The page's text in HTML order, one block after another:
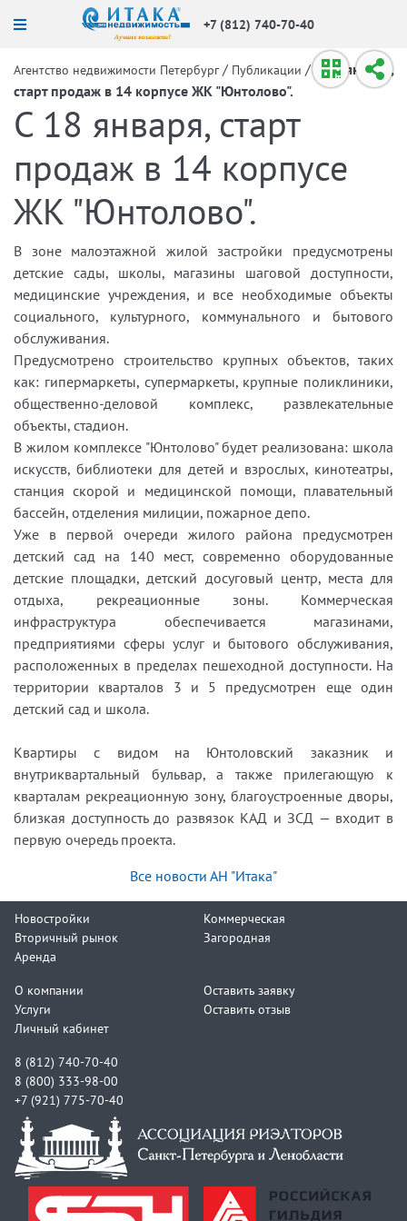
+7 (812) 740-70-40
Агентство недвижимости Петербург / Публикации / С 18 января,
старт продаж в 14 корпусе ЖК "Юнтолово".
С 18 января, старт
продаж в 14 корпусе
ЖК "Юнтолово".
В зоне малоэтажной жилой застройки предусмотрены
детские сады, школы, магазины шаговой доступности,
медицинские учреждения, и все необходимые объекты
социального, культурного, коммунального и бытового
обслуживания.
Предусмотрено строительство крупных объектов, таких
как: гипермаркеты, супермаркеты, крупные поликлиники,
общественно-деловой комплекс, развлекательные
объекты, стадион.
В жилом комплексе "Юнтолово" будет реализована: школа
искусств, библиотеки для детей и взрослых, кинотеатры,
станция скорой и медицинской помощи, плавательный
бассейн, отделения милиции, пожарное депо.
Уже в первой очереди жилого района предусмотрен
детский сад на 140 мест, современно оборудованные
детские площадки, детский досуговый центр, места для
отдыха, рекреационные зоны. Коммерческая
инфраструктура обеспечивается магазинами,
предприятиями сферы услуг и бытового обслуживания,
расположенных в пределах пешеходной доступности. На
территории кварталов 3 и 5 предусмотрен еще один
детский сад и школа.
Квартиры с видом на Юнтоловский заказник и
внутриквартальный бульвар, а также прилегающую к
кварталам рекреационную зону, благоустроенные дворы,
близкая доступность до развязок КАД и ЗСД — входит в
первую очередь проекта.
Все новости АН "Итака"
Новостройки
Вторичный рынок
Аренда
Коммерческая
Загородная
О компании
Услуги
Личный кабинет
Оставить заявку
Оставить отзыв
8 (812) 740-70-40
8 (800) 333-98-00
+7 (921) 775-70-40